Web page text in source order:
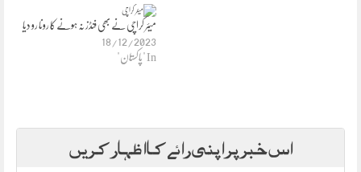
میئر کراچی نے بھی فنڈز نہ ہونے کا رونا رو دیا
18/12/2023
In "پاکستان"
اس خبر پر اپنی رائے کا اظہار کریں